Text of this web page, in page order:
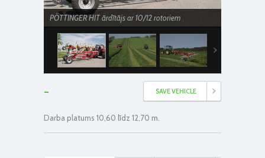
PÖTTINGER HIT ārdītājs ar 10/12 rotoriem
- SAVE VEHICLE
Darba platums 10,60 līdz 12,70 m.